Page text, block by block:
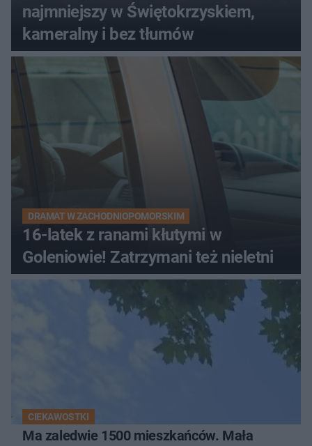
najmniejszy w Świętokrzyskiem,
kameralny i bez tłumów
DRAMAT W ZACHODNIOPOMORSKIM
16-latek z ranami kłutymi w
Goleniowie! Zatrzymani też nieletni
CIEKAWOSTKI
Ma zaledwie 1500 mieszkańców. Mała